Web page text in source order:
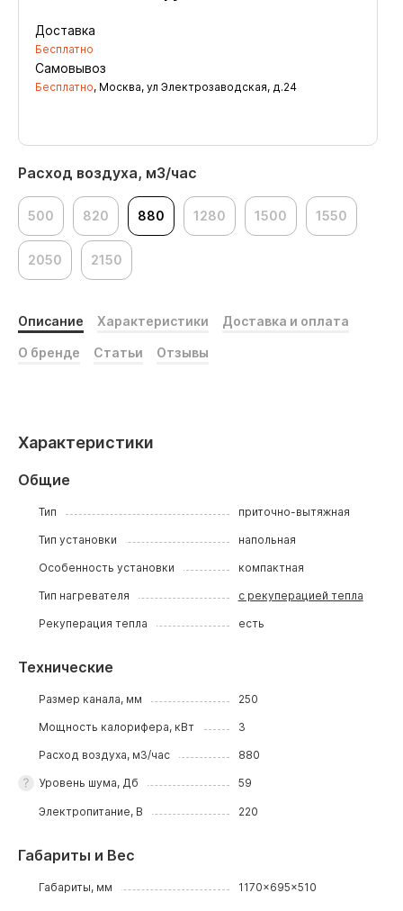
Расход воздуха, м3/час
500 820 880 1280 1500 1550
2050 2150
Доставка
Бесплатно
Самовывоз
Бесплатно, Москва, ул Электрозаводская, д.24
Описание Характеристики Доставка и оплата
О бренде Статьи Отзывы
Характеристики
Общие
Тип приточно-вытяжная
Тип установки напольная
Особенность установки компактная
Тип нагревателя с рекуперацией тепла
Рекуперация тепла есть
Технические
Размер канала, мм 250
Мощность калорифера, кВт 3
Расход воздуха, м3/час 880
Уровень шума, Дб 59
Электропитание, В 220
Габариты и Вес
Габариты, мм 1170x695x510